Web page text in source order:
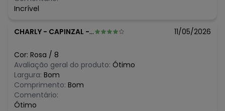
Incrível
CHARLY - CAPINZAL - SC 11/05/2026
Cor: Rosa / 8
Avaliação geral do produto: Ótimo
Largura: Bom
Comprimento: Bom
Comentário:
Ótimo